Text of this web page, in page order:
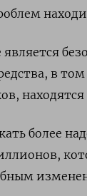
в
находятся
более